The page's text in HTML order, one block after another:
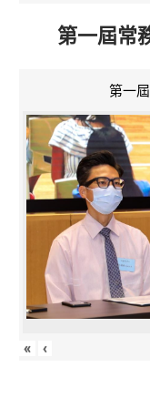
第一屆常
第一
« ‹